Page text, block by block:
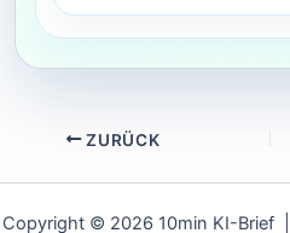
ZURÜCK
Copyright © 2026 10min KI-Brief |